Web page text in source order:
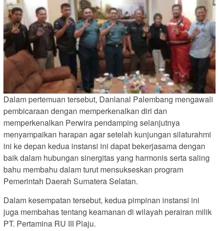
Dalam pertemuan tersebut, Danlanal Palembang mengawali
pembicaraan dengan memperkenalkan diri dan
memperkenalkan Perwira pendamping selanjutnya
menyampaikan harapan agar setelah kunjungan silaturahmi
ini ke depan kedua instansi ini dapat bekerjasama dengan
baik dalam hubungan sinergitas yang harmonis serta saling
bahu membahu dalam turut mensukseskan program
Pemerintah Daerah Sumatera Selatan.
Dalam kesempatan tersebut, kedua pimpinan instansi ini
juga membahas tentang keamanan di wilayah perairan milik
PT. Pertamina RU III Plaju.